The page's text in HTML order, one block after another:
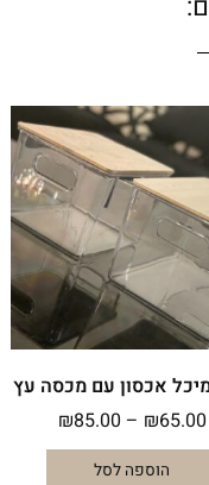
אכסון עם מכסה עץ
₪65.00
–
₪85.00
טווח
עד
⁦₪85.00⁩
הוספה לסל
למוצר
זה
יש
מספר
סוגים.
ניתן
לבחור
את
בעמוד
המוצר